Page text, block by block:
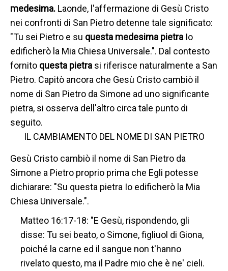
medesima. Laonde, l'affermazione di Gesù Cristo
nei confronti di San Pietro detenne tale significato:
"Tu sei Pietro e su questa medesima pietra Io
edificherò la Mia Chiesa Universale.". Dal contesto
fornito questa pietra si riferisce naturalmente a San
Pietro. Capitò ancora che Gesù Cristo cambiò il
nome di San Pietro da Simone ad uno significante
pietra, si osserva dell'altro circa tale punto di
seguito.
IL CAMBIAMENTO DEL NOME DI SAN PIETRO
Gesù Cristo cambiò il nome di San Pietro da
Simone a Pietro proprio prima che Egli potesse
dichiarare: "Su questa pietra Io edificherò la Mia
Chiesa Universale.".
Matteo 16:17-18: "E Gesù, rispondendo, gli
disse: Tu sei beato, o Simone, figliuol di Giona,
poiché la carne ed il sangue non t'hanno
rivelato questo, ma il Padre mio che è ne' cieli.